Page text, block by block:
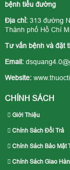
bệnh tiểu đường
Địa chỉ: 313 đường
Thành phố Hồ Chí
Tư vấn bệnh và đặt
Email:
Website:
CHÍNH SÁCH
Giới Thiệu
Chính Sách Đổi Trả
Chính Sách Bảo Mật
Chính Sách Giao